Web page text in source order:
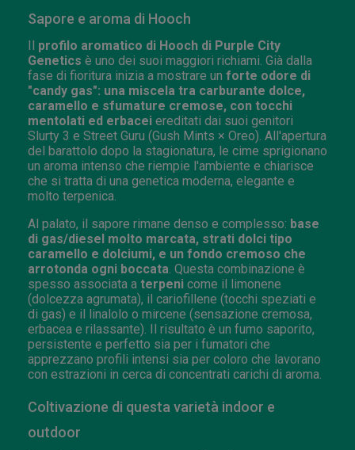
Sapore e aroma di Hooch
Il profilo aromatico di Hooch di Purple City
Genetics è uno dei suoi maggiori richiami. Già dalla
fase di fioritura inizia a mostrare un forte odore di
"candy gas": una miscela tra carburante dolce,
caramello e sfumature cremose, con tocchi
mentolati ed erbacei ereditati dai suoi genitori
Slurty 3 e Street Guru (Gush Mints × Oreo). All'apertura
del barattolo dopo la stagionatura, le cime sprigionano
un aroma intenso che riempie l'ambiente e chiarisce
che si tratta di una genetica moderna, elegante e
molto terpenica.
Al palato, il sapore rimane denso e complesso: base
di gas/diesel molto marcata, strati dolci tipo
caramello e dolciumi, e un fondo cremoso che
arrotonda ogni boccata . Questa combinazione è
spesso associata a terpeni come il limonene
(dolcezza agrumata), il cariofillene (tocchi speziati e
di gas) e il linalolo o mircene (sensazione cremosa,
erbacea e rilassante). Il risultato è un fumo saporito,
persistente e perfetto sia per i fumatori che
apprezzano profili intensi sia per coloro che lavorano
con estrazioni in cerca di concentrati carichi di aroma.
Coltivazione di questa varietà indoor e
outdoor